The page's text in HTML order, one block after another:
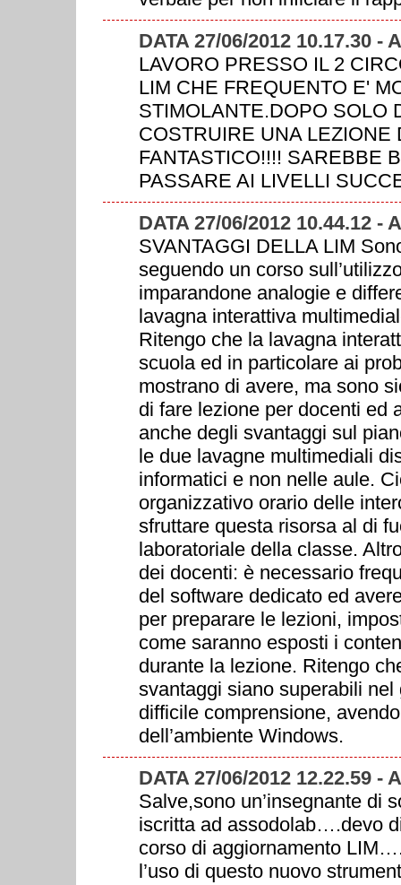
DATA 27/06/2012 10.17.30 -
LAVORO PRESSO IL 2
LIM CHE FREQUENTO E'
STIMOLANTE.DOPO SOLO
COSTRUIRE UNA LEZIONE
FANTASTICO!!!! SAREBBE
PASSARE AI LIVELLI
DATA 27/06/2012 10.44.12 -
SVANTAGGI DELLA LIM
seguendo un corso
imparandone analogie e
lavagna interattiva
Ritengo che la lavagna
scuola ed in particolare ai
mostrano di avere, ma sono
di fare lezione per docenti ed
anche degli svantaggi sul
le due lavagne multimediali
informatici e non nelle aule.
organizzativo orario delle
sfruttare questa risorsa al di
laboratoriale della classe.
dei docenti: è necessario
del software dedicato ed
per preparare le lezioni,
come saranno esposti i
durante la lezione. Ritengo
svantaggi siano superabili
difficile comprensione,
dell’ambiente Windows.
DATA 27/06/2012 12.22.59 -
Salve,sono un’insegnante di
iscritta ad assodolab….devo
corso di aggiornamento
l’uso di questo nuovo